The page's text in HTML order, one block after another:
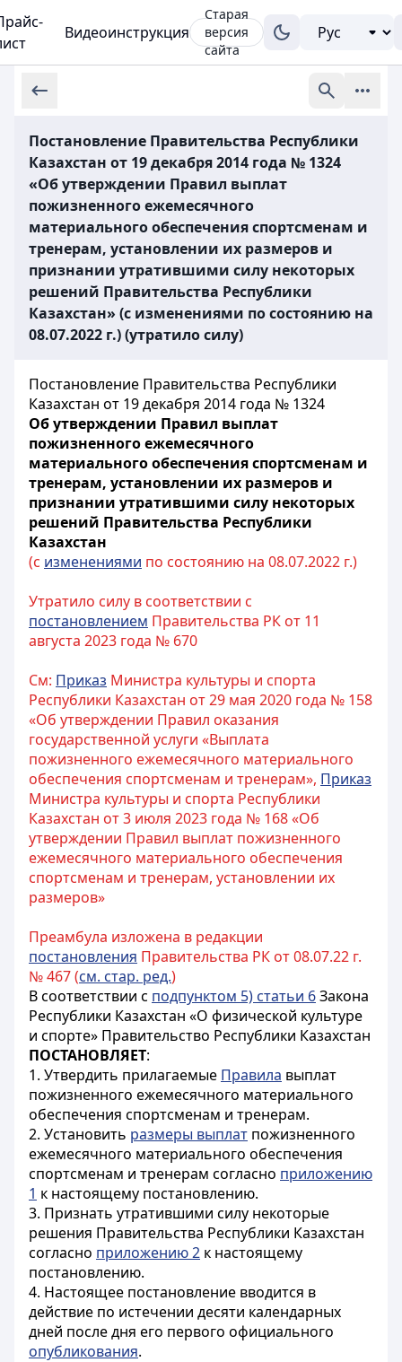
Видеоинструкция
Старая
версия
сайта
Постановление Правительства Республики
Казахстан от 19 декабря 2014 года № 1324
«Об утверждении Правил выплат
пожизненного ежемесячного
материального обеспечения спортсменам и
тренерам, установлении их размеров и
признании утратившими силу некоторых
решений Правительства Республики
Казахстан» (с изменениями по состоянию на
08.07.2022 г.) (утратило силу)
Постановление Правительства Республики
Казахстан от 19 декабря 2014 года № 1324
Об утверждении Правил выплат
пожизненного ежемесячного
материального обеспечения спортсменам и
тренерам, установлении их размеров и
признании утратившими силу некоторых
решений Правительства Республики
Казахстан
(с изменениями по состоянию на 08.07.2022 г.)
Утратило силу в соответствии с
постановлением Правительства РК от 11
августа 2023 года № 670
См: Приказ Министра культуры и спорта
Республики Казахстан от 29 мая 2020 года № 158
«Об утверждении Правил оказания
государственной услуги «Выплата
пожизненного ежемесячного материального
обеспечения спортсменам и тренерам», Приказ
Министра культуры и спорта Республики
Казахстан от 3 июля 2023 года № 168 «Об
утверждении Правил выплат пожизненного
ежемесячного материального обеспечения
спортсменам и тренерам, установлении их
размеров»
Преамбула изложена в редакции
постановления Правительства РК от 08.07.22 г.
№ 467 (см. стар. ред.)
В соответствии с подпунктом 5) статьи 6Закона
Республики Казахстан «О физической культуре
и спорте» Правительство Республики Казахстан
ПОСТАНОВЛЯЕТ:
1. Утвердить прилагаемые Правила выплат
пожизненного ежемесячного материального
обеспечения спортсменам и тренерам.
2. Установить размеры выплат пожизненного
ежемесячного материального обеспечения
спортсменам и тренерам согласно приложению
1 к настоящему постановлению.
3. Признать утратившими силу некоторые
решения Правительства Республики Казахстан
согласно приложению 2 к настоящему
постановлению.
4. Настоящее постановление вводится в
действие по истечении десяти календарных
дней после дня его первого официального
опубликования.